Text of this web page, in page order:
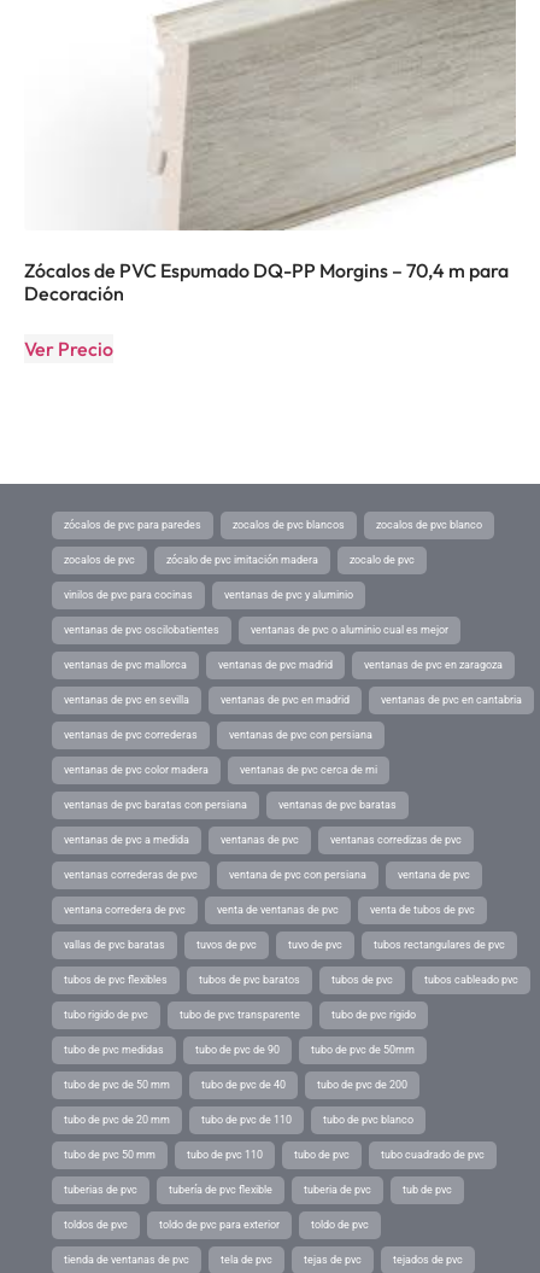
Zócalos de PVC Espumado DQ-PP Morgins – 70,4 m para
Decoración
Ver Precio
zócalos de pvc para paredes zocalos de pvc blancos zocalos de pvc blanco
zocalos de pvc zócalo de pvc imitación madera zocalo de pvc
vinilos de pvc para cocinas ventanas de pvc y aluminio
ventanas de pvc oscilobatientes ventanas de pvc o aluminio cual es mejor
ventanas de pvc mallorca ventanas de pvc madrid ventanas de pvc en zaragoza
ventanas de pvc en sevilla ventanas de pvc en madrid ventanas de pvc en cantabria
ventanas de pvc correderas ventanas de pvc con persiana
ventanas de pvc color madera ventanas de pvc cerca de mi
ventanas de pvc baratas con persiana ventanas de pvc baratas
ventanas de pvc a medida ventanas de pvc ventanas corredizas de pvc
ventanas correderas de pvc ventana de pvc con persiana ventana de pvc
ventana corredera de pvc venta de ventanas de pvc venta de tubos de pvc
vallas de pvc baratas tuvos de pvc tuvo de pvc tubos rectangulares de pvc
tubos de pvc flexibles tubos de pvc baratos tubos de pvc tubos cableado pvc
tubo rigido de pvc tubo de pvc transparente tubo de pvc rigido
tubo de pvc medidas tubo de pvc de 90 tubo de pvc de 50mm
tubo de pvc de 50 mm tubo de pvc de 40 tubo de pvc de 200
tubo de pvc de 20 mm tubo de pvc de 110 tubo de pvc blanco
tubo de pvc 50 mm tubo de pvc 110 tubo de pvc tubo cuadrado de pvc
tuberias de pvc tubería de pvc flexible tuberia de pvc tub de pvc
toldos de pvc toldo de pvc para exterior toldo de pvc
tienda de ventanas de pvc tela de pvc tejas de pvc tejados de pvc